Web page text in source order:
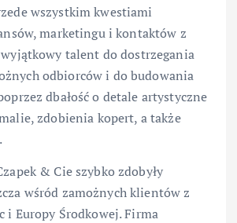
wszystkim kwestiami
marketingu i kontaktów z
talent do dostrzegania
odbiorców i do budowania
dbałość o detale artystyczne
zdobienia kopert, a także
& Cie szybko zdobyły
wśród zamożnych klientów z
i Europy Środkowej. Firma